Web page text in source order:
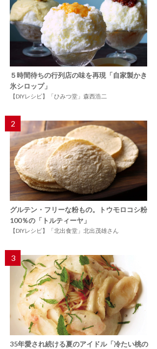
５時間待ちの行列店の味を再現「自家製かき
氷シロップ」
【DIYレシピ】「ひみつ堂」森西浩二
2
グルテン・フリーな粉もの。トウモロコシ粉
100％の「トルティーヤ」
【DIYレシピ】「北出食堂」北出茂雄さん
3
35年愛され続ける夏のアイドル「冷たい桃の